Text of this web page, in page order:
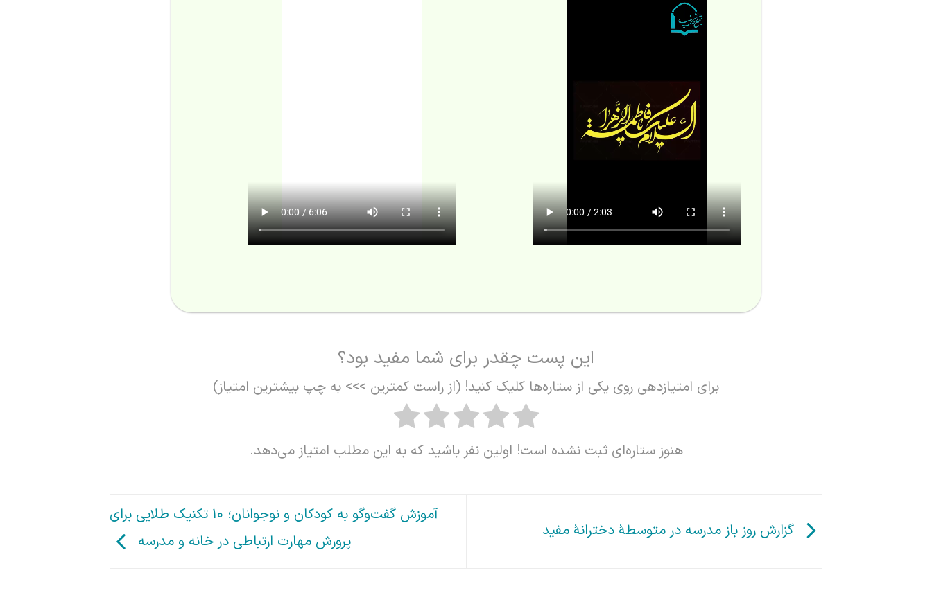
این پست چقدر برای شما مفید بود؟
برای امتیازدهی روی یکی از ستاره‌ها کلیک کنید! (از راست کمترین >>> به چپ بیشترین امتیاز)
هنوز ستاره‌ای ثبت نشده است! اولین نفر باشید که به این مطلب امتیاز می‌دهد.
گزارش روز باز مدرسه در متوسطهٔ دخترانهٔ مفید
آموزش گفت‌وگو به کودکان و نوجوانان؛ ۱۰ تکنیک طلایی برای
پرورش مهارت ارتباطی در خانه و مدرسه